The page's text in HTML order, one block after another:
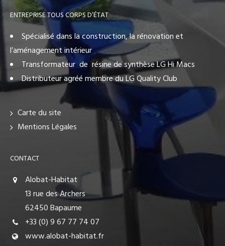
ENTREPRISE TOUS CORPS D’ÉTAT
Spécialisé dans la construction, la rénovation et
l’aménagement intérieur
Transformateur de résine de synthèse LG Hi Macs
Distributeur agréé membre du LG Quality Club
Carte du site
Mentions Légales
CONTACT
Alobat-Habitat
13 rue des Archers
62450 Bapaume
+33 (0) 9 67 77 74 07
www.alobat-habitat.fr